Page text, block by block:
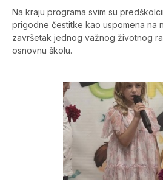
Na kraju programa svim su
prigodne čestitke kao uspomena na
završetak jednog važnog životnog
osnovnu školu.